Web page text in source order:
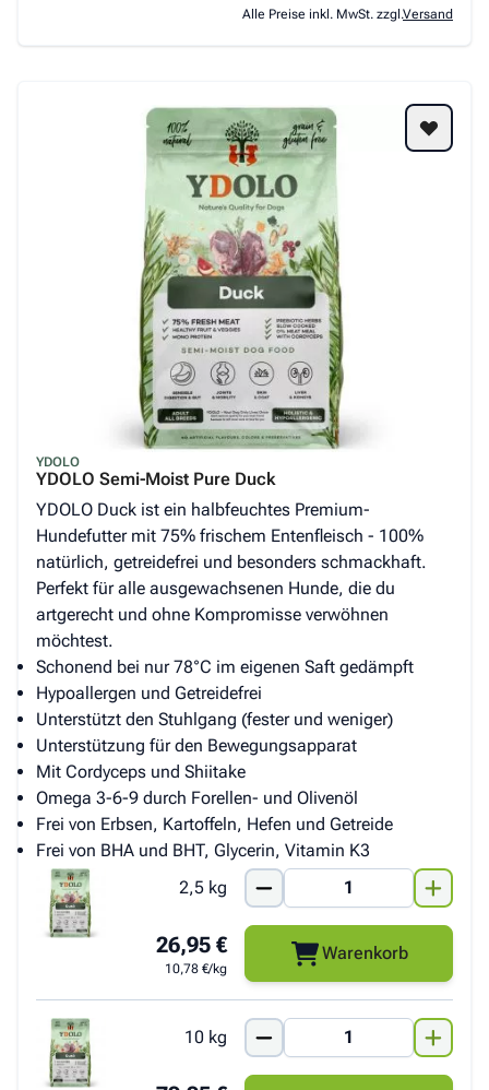
Alle Preise inkl. MwSt. zzgl.Versand
YDOLO
YDOLO Semi-Moist Pure Duck
YDOLO Duck ist ein halbfeuchtes Premium-
Hundefutter mit 75% frischem Entenfleisch - 100%
natürlich, getreidefrei und besonders schmackhaft.
Perfekt für alle ausgewachsenen Hunde, die du
artgerecht und ohne Kompromisse verwöhnen
möchtest.
Schonend bei nur 78°C im eigenen Saft gedämpft
Hypoallergen und Getreidefrei
Unterstützt den Stuhlgang (fester und weniger)
Unterstützung für den Bewegungsapparat
Mit Cordyceps und Shiitake
Omega 3-6-9 durch Forellen- und Olivenöl
Frei von Erbsen, Kartoffeln, Hefen und Getreide
Frei von BHA und BHT, Glycerin, Vitamin K3
2,5 kg
26,95 €
10,78 €/kg
Warenkorb
10 kg